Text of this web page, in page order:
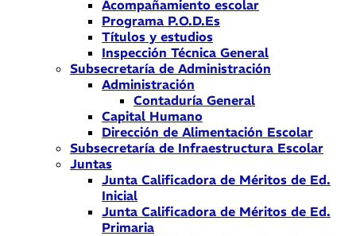
Acompañamiento escolar
Programa P.O.D.Es
Títulos y estudios
Inspección Técnica General
Subsecretaría de Administración
Administración
Contaduría General
Capital Humano
Dirección de Alimentación Escolar
Subsecretaría de Infraestructura Escolar
Juntas
Junta Calificadora de Méritos de Ed.
Inicial
Junta Calificadora de Méritos de Ed.
Primaria